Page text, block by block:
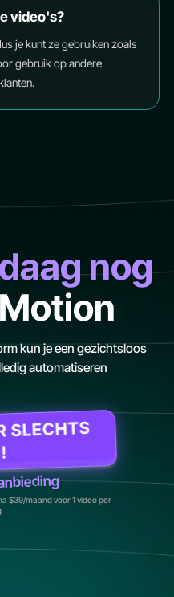
video's?
je kunt ze gebruiken zoals
gebruik op andere
nog
kun je een gezichtsloos
automatiseren
SLECHTS
$39/maand voor 1 video per